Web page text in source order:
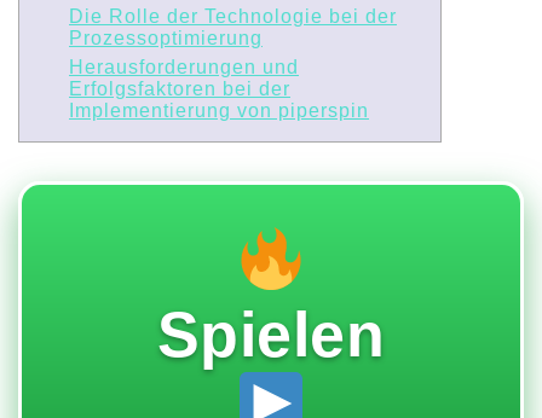
Die Rolle der Technologie bei der
Prozessoptimierung
Herausforderungen und
Erfolgsfaktoren bei der
Implementierung von piperspin
Spielen